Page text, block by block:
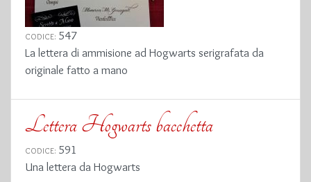
CODICE: 547
La lettera di ammisione ad Hogwarts serigrafata da
originale fatto a mano
Lettera Hogwarts bacchetta
CODICE: 591
Una lettera da Hogwarts